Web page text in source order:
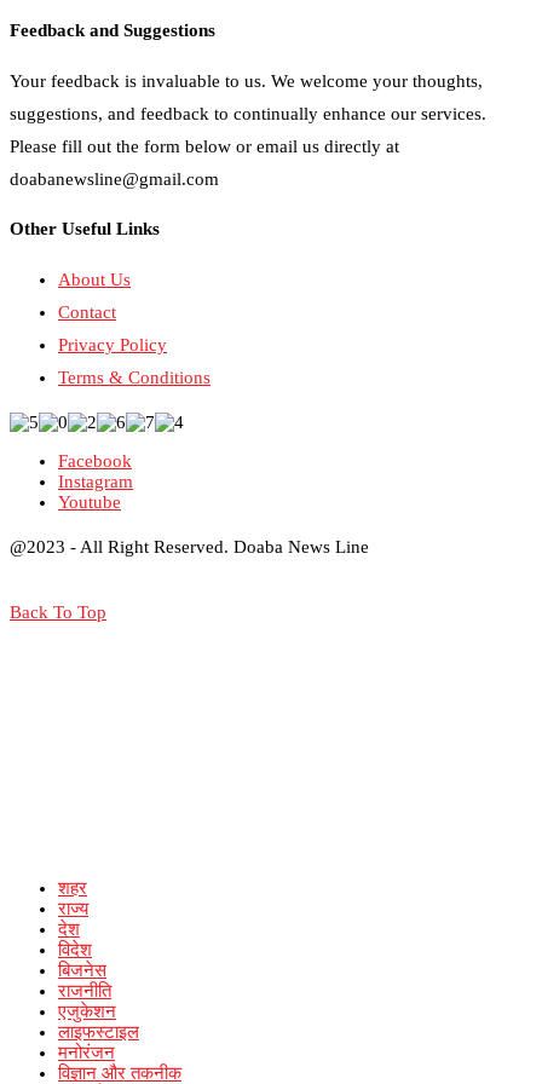
Feedback and Suggestions
Your feedback is invaluable to us. We welcome your thoughts,
suggestions, and feedback to continually enhance our services.
Please fill out the form below or email us directly at
doabanewsline@gmail.com
Other Useful Links
About Us
Contact
Privacy Policy
Terms & Conditions
Facebook
Instagram
Youtube
@2023 - All Right Reserved. Doaba News Line
Back To Top
शहर
राज्य
देश
विदेश
बिजनेस
राजनीति
एजुकेशन
लाइफस्टाइल
मनोरंजन
विज्ञान और तकनीक